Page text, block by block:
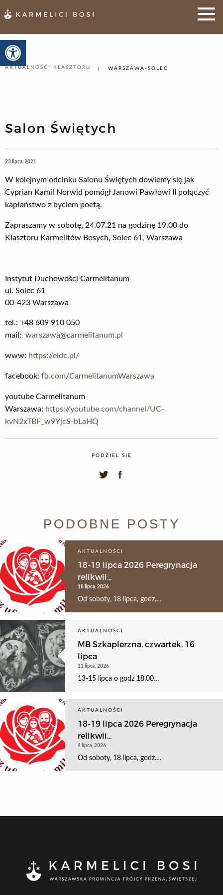
Otwórz pasek narzędzi
AKTUALNOŚCI KLASZTORU WARSZAWA-SOLEC
Salon Świętych
23 lipca, 2021
W kolejnym odcinku Salonu Świętych dowiemy się jak
Cyprian Kamil Norwid pomógł Janowi Pawłowi II połączyć
kapłaństwo z byciem poetą.
Zapraszamy w sobotę, 24.07.21 na godzinę 19.00 do
Klasztoru Karmelitów Bosych, Solec 61, Warszawa
Instytut Duchowości Carmelitanum
ul. Solec 61
00-423 Warszawa
tel.: +48 609 910 050
mail: warszawa@carmelitanum.pl
www: https://eidc.pl/
facebook: fb.com/CarmelitanumWarszawa
youtube Carmelitanum
Warszawa: https://youtube.com/channel/UC-
kvN2xTBF_w9YjcS-bLaHQ
PODZIEL SIĘ
PODOBNE POSTY
AKTUALNOŚCI
18-19 lipca 2026 Peregrynacja
relikwii...
18 lipca, 2026
Od soboty, 18 lipca, godz.…
AKTUALNOŚCI
MB Szkaplerzna, czwartek, 16
lipca
11 lipca, 2026
13-15 lipca o godz 18.00…
AKTUALNOŚCI
18-19 lipca 2026 Peregrynacja
relikwii...
4 lipca, 2026
Od soboty, 18 lipca, godz.…